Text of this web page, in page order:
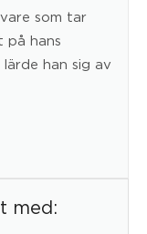
som tar
på hans
han sig av
med: